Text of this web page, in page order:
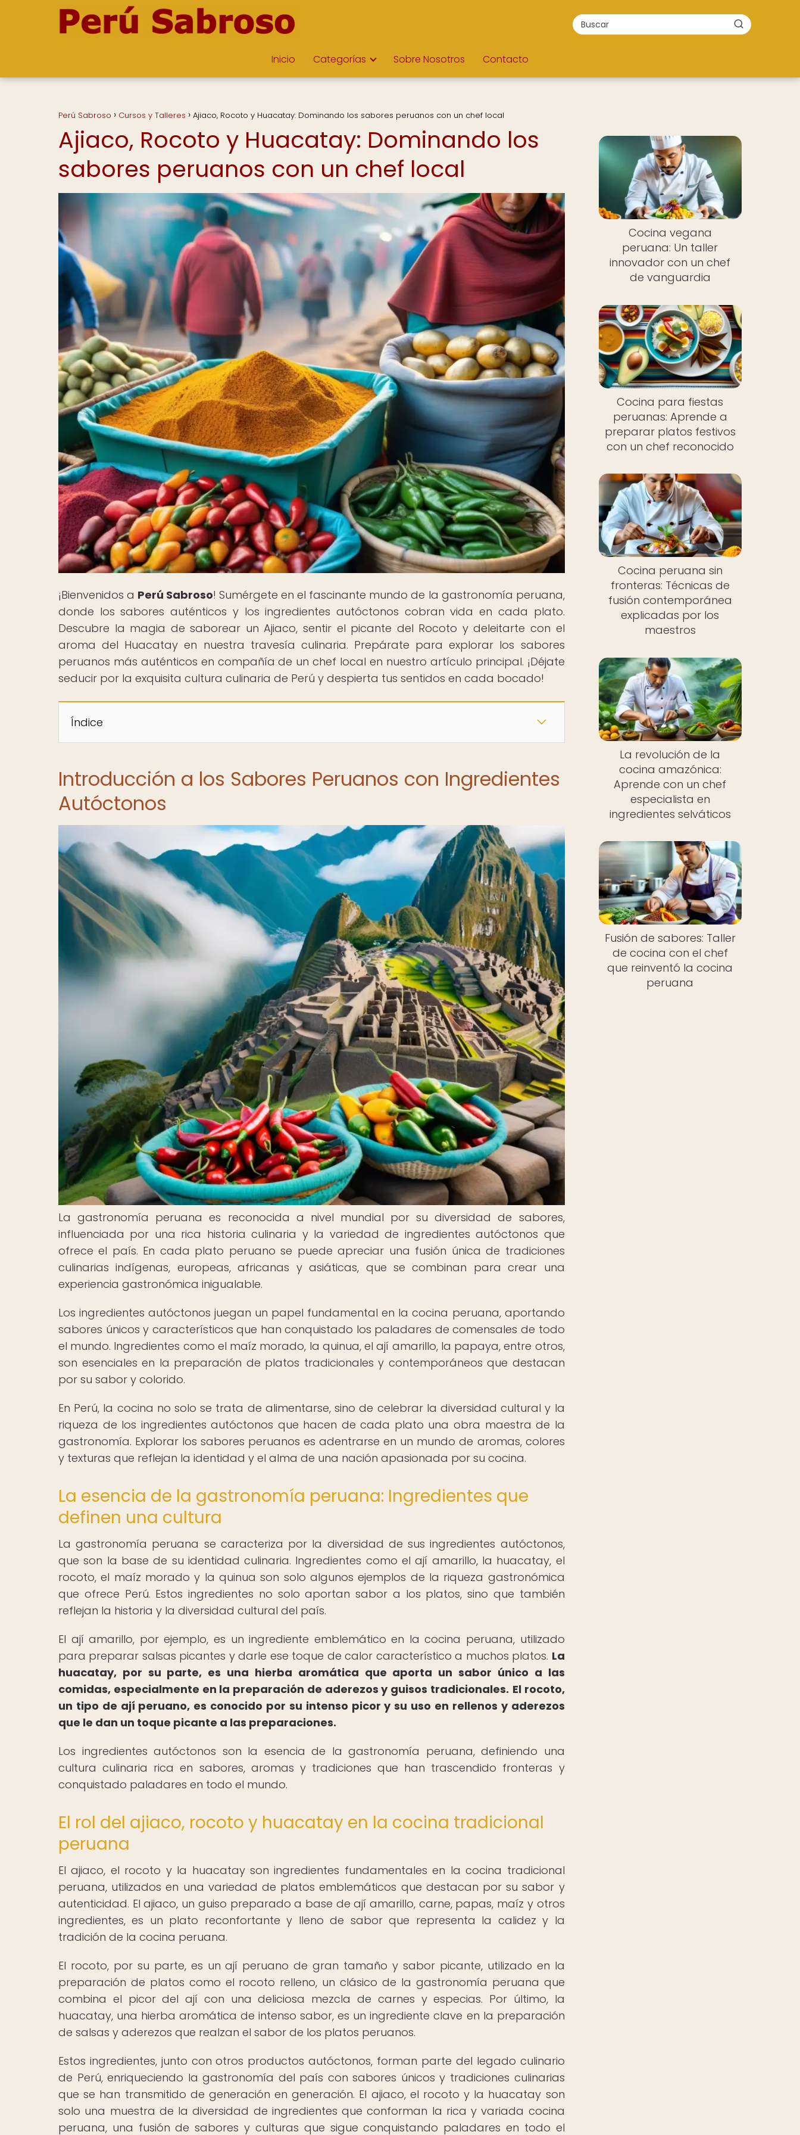
Inicio Categorías Sobre Nosotros Contacto
Perú Sabroso Cursos y Talleres Ajiaco, Rocoto y Huacatay: Dominando los sabores peruanos con un chef local
Ajiaco, Rocoto y Huacatay: Dominando los
sabores peruanos con un chef local
¡Bienvenidos a Perú Sabroso! Sumérgete en el fascinante mundo de la gastronomía peruana,
donde los sabores auténticos y los ingredientes autóctonos cobran vida en cada plato.
Descubre la magia de saborear un Ajiaco, sentir el picante del Rocoto y deleitarte con el
aroma del Huacatay en nuestra travesía culinaria. Prepárate para explorar los sabores
peruanos más auténticos en compañía de un chef local en nuestro artículo principal. ¡Déjate
seducir por la exquisita cultura culinaria de Perú y despierta tus sentidos en cada bocado!
Índice
Introducción a los Sabores Peruanos con Ingredientes
Autóctonos
La gastronomía peruana es reconocida a nivel mundial por su diversidad de sabores,
influenciada por una rica historia culinaria y la variedad de ingredientes autóctonos que
ofrece el país. En cada plato peruano se puede apreciar una fusión única de tradiciones
culinarias indígenas, europeas, africanas y asiáticas, que se combinan para crear una
experiencia gastronómica inigualable.
Los ingredientes autóctonos juegan un papel fundamental en la cocina peruana, aportando
sabores únicos y característicos que han conquistado los paladares de comensales de todo
el mundo. Ingredientes como el maíz morado, la quinua, el ají amarillo, la papaya, entre otros,
son esenciales en la preparación de platos tradicionales y contemporáneos que destacan
por su sabor y colorido.
En Perú, la cocina no solo se trata de alimentarse, sino de celebrar la diversidad cultural y la
riqueza de los ingredientes autóctonos que hacen de cada plato una obra maestra de la
gastronomía. Explorar los sabores peruanos es adentrarse en un mundo de aromas, colores
y texturas que reflejan la identidad y el alma de una nación apasionada por su cocina.
La esencia de la gastronomía peruana: Ingredientes que
definen una cultura
La gastronomía peruana se caracteriza por la diversidad de sus ingredientes autóctonos,
que son la base de su identidad culinaria. Ingredientes como el ají amarillo, la huacatay, el
rocoto, el maíz morado y la quinua son solo algunos ejemplos de la riqueza gastronómica
que ofrece Perú. Estos ingredientes no solo aportan sabor a los platos, sino que también
reflejan la historia y la diversidad cultural del país.
El ají amarillo, por ejemplo, es un ingrediente emblemático en la cocina peruana, utilizado
para preparar salsas picantes y darle ese toque de calor característico a muchos platos. La
huacatay, por su parte, es una hierba aromática que aporta un sabor único a las
comidas, especialmente en la preparación de aderezos y guisos tradicionales. El rocoto,
un tipo de ají peruano, es conocido por su intenso picor y su uso en rellenos y aderezos
que le dan un toque picante a las preparaciones.
Los ingredientes autóctonos son la esencia de la gastronomía peruana, definiendo una
cultura culinaria rica en sabores, aromas y tradiciones que han trascendido fronteras y
conquistado paladares en todo el mundo.
El rol del ajiaco, rocoto y huacatay en la cocina tradicional
peruana
El ajiaco, el rocoto y la huacatay son ingredientes fundamentales en la cocina tradicional
peruana, utilizados en una variedad de platos emblemáticos que destacan por su sabor y
autenticidad. El ajiaco, un guiso preparado a base de ají amarillo, carne, papas, maíz y otros
ingredientes, es un plato reconfortante y lleno de sabor que representa la calidez y la
tradición de la cocina peruana.
El rocoto, por su parte, es un ají peruano de gran tamaño y sabor picante, utilizado en la
preparación de platos como el rocoto relleno, un clásico de la gastronomía peruana que
combina el picor del ají con una deliciosa mezcla de carnes y especias. Por último, la
huacatay, una hierba aromática de intenso sabor, es un ingrediente clave en la preparación
de salsas y aderezos que realzan el sabor de los platos peruanos.
Estos ingredientes, junto con otros productos autóctonos, forman parte del legado culinario
de Perú, enriqueciendo la gastronomía del país con sabores únicos y tradiciones culinarias
que se han transmitido de generación en generación. El ajiaco, el rocoto y la huacatay son
solo una muestra de la diversidad de ingredientes que conforman la rica y variada cocina
peruana, una fusión de sabores y culturas que sigue conquistando paladares en todo el
Cocina vegana
peruana: Un taller
innovador con un chef
de vanguardia
Cocina para fiestas
peruanas: Aprende a
preparar platos festivos
con un chef reconocido
Cocina peruana sin
fronteras: Técnicas de
fusión contemporánea
explicadas por los
maestros
La revolución de la
cocina amazónica:
Aprende con un chef
especialista en
ingredientes selváticos
Fusión de sabores: Taller
de cocina con el chef
que reinventó la cocina
peruana